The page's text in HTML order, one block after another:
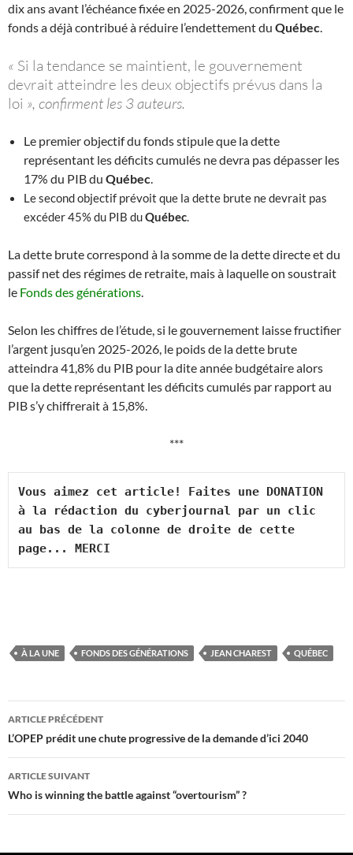
dix ans avant l’échéance fixée en 2025-2026, confirment que le
fonds a déjà contribué à réduire l’endettement du Québec.
« Si la tendance se maintient, le gouvernement
devrait atteindre les deux objectifs prévus dans la
loi », confirment les 3 auteurs.
Le premier objectif du fonds stipule que la dette
représentant les déficits cumulés ne devra pas dépasser les
17% du PIB du Québec.
Le second objectif prévoit que la dette brute ne devrait pas
excéder 45% du PIB duQuébec.
La dette brute correspond à la somme de la dette directe et du
passif net des régimes de retraite, mais à laquelle on soustrait
le Fonds des générations.
Selon les chiffres de l’étude, si le gouvernement laisse fructifier
l’argent jusqu’en 2025-2026, le poids de la dette brute
atteindra 41,8% du PIB pour la dite année budgétaire alors
que la dette représentant les déficits cumulés par rapport au
PIB s’y chiffrerait à 15,8%.
***
Vous aimez cet article! Faites une DONATION
à la rédaction du cyberjournal par un clic
au bas de la colonne de droite de cette
page... MERCI
À LA UNE FONDS DES GÉNÉRATIONS JEAN CHAREST QUÉBEC
Navigation
des
articles
ARTICLE PRÉCÉDENT
L’OPEP prédit une chute progressive de la demande d’ici 2040
ARTICLE SUIVANT
Who is winning the battle against “overtourism” ?